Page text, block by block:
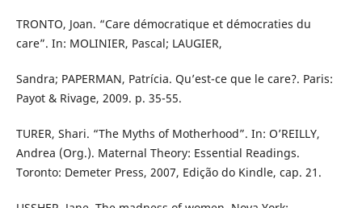
TRONTO, Joan. “Care démocratique et démocraties du
care”. In: MOLINIER, Pascal; LAUGIER,
Sandra; PAPERMAN, Patrícia. Qu’est-ce que le care?. Paris:
Payot & Rivage, 2009. p. 35-55.
TURER, Shari. “The Myths of Motherhood”. In: O’REILLY,
Andrea (Org.). Maternal Theory: Essential Readings.
Toronto: Demeter Press, 2007, Edição do Kindle, cap. 21.